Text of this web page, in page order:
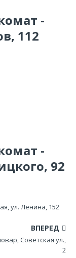
-
112
-
92
ул. Ленина, 152
ВПЕРЕД
Советская ул.,
2